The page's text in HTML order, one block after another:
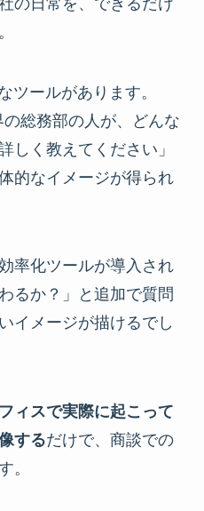
ツールがあります。
総務部の人が、どんな
しく教えてください」
的なイメージが得られ
率化ツールが導入され
るか？」と追加で質問
イメージが描けるでし
ィスで実際に起こって
するだけで、商談での
。